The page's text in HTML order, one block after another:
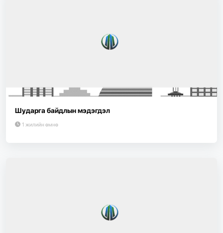
Шударга байдлын мэдэгдэл
1 жилийн өмнө